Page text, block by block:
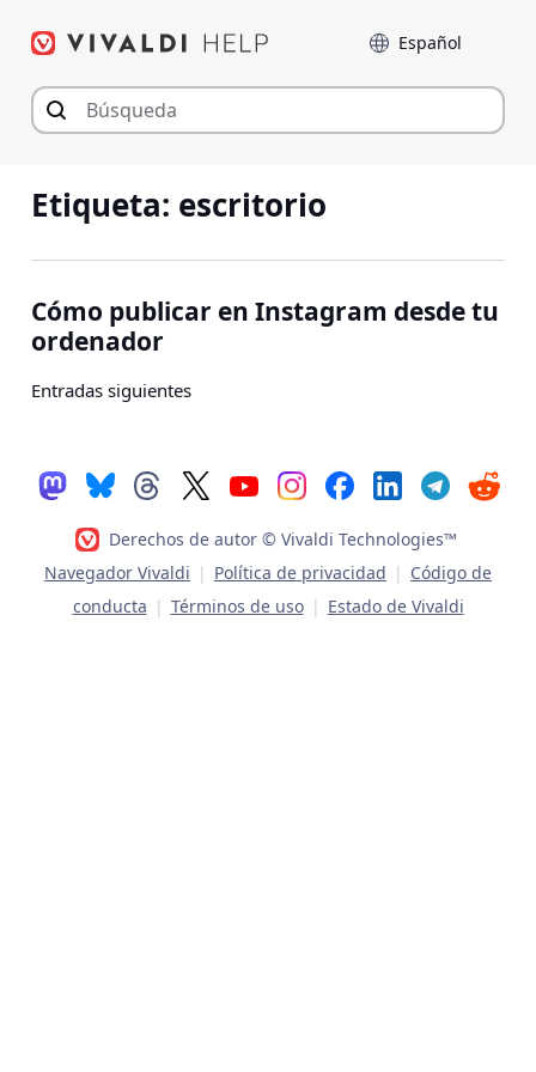
Language
Etiqueta: escritorio
Cómo publicar en Instagram desde tu
ordenador
Navegación
Entradas siguientes
Derechos de autor © Vivaldi Technologies™
Navegador Vivaldi | Política de privacidad | Código de
conducta | Términos de uso | Estado de Vivaldi